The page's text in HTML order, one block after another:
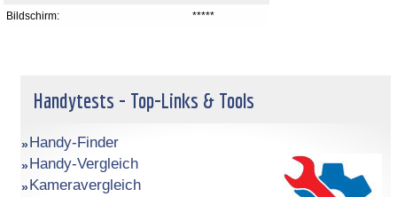
*****
Bildschirm:
Handytests - Top-Links & Tools
Handy-Finder
Handy-Vergleich
Kameravergleich